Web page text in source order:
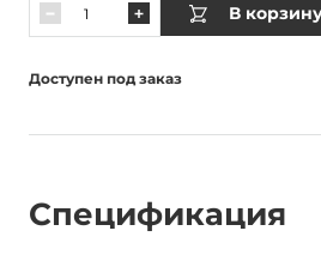
В
Доступен под заказ
Спецификация